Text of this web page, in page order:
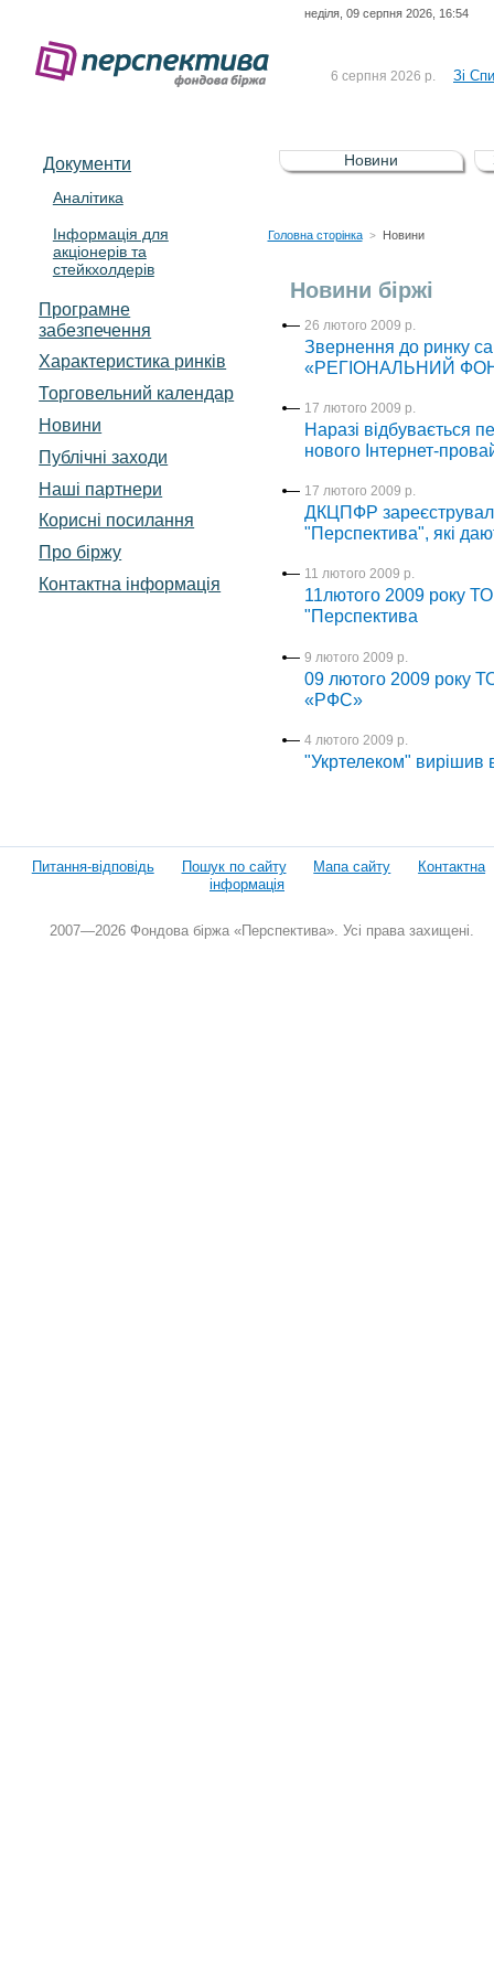
неділя, 09 серпня 2026, 16:54
6 серпня 2026 р. Зі
5 серпня 2026 р.
Зі
UA4000232607)
4 серпня 2026 р.
Документи
Аналітика
Інформація для
акціонерів та
стейкхолдерів
Програмне
забезпечення
Характеристика pинків
Торговельний календар
Новини
Публічні заходи
Наші партнери
Корисні посилання
Про біржу
Контактна інформація
Новини
Головна сторінка > Новини
Новини біржі
26 лютого 2009 р.
Звернення до ринку
«РЕГІОНАЛЬНИЙ
17 лютого 2009 р.
Наразі
нового Інтернет-
17 лютого 2009 р.
ДКЦПФР
"Перспектива", які
11 лютого 2009 р.
11лютого 2009 року
"Перспектива
9 лютого 2009 р.
09 лютого 2009 року
«РФС»
4 лютого 2009 р.
"Укртелеком" вирішив
Питання-відповідь Пошук по сайту Мапа сайту
Контактна
інформація
2007—2026 Фондова біржа «Перспектива». Усі права захищені.